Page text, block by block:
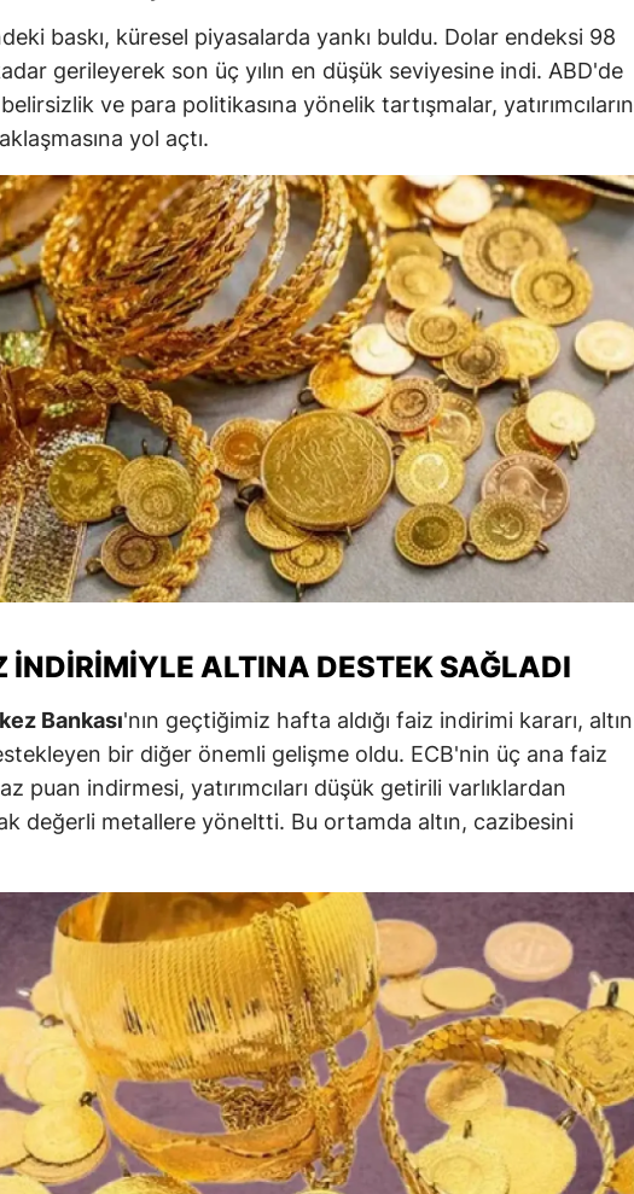
Mersin
İstanbul
İzmir
Kars
Kastamonu
Kayseri
Kırklareli
Kırşehir
Kocaeli
Konya
Kütahya
Malatya
Kahramanmaraş
Mardin
Muğla
Muş
Niğde
Ordu
Rize
Sakarya
Samsun
Siirt
baskı, küresel piyasalarda yankı buldu. Dolar endeksi 98
gerileyerek son üç yılın en düşük seviyesine indi. ABD'de
ve para politikasına yönelik tartışmalar, yatırımcıların
yol açtı.
İNDIRIMIYLE ALTINA DESTEK SAĞLADI
Bankası'nın geçtiğimiz hafta aldığı faiz indirimi kararı, altın
bir diğer önemli gelişme oldu. ECB'nin üç ana faiz
puan indirmesi, yatırımcıları düşük getirili varlıklardan
değerli metallere yöneltti. Bu ortamda altın, cazibesini